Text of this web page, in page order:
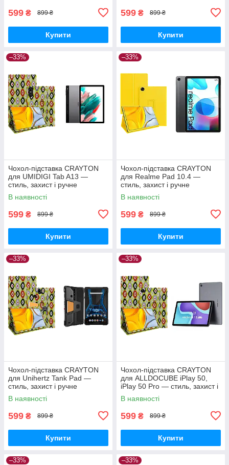
599 ₴ 899 ₴
Купити
599 ₴ 899 ₴
Купити
–33%
Чохол-підставка CRAYTON
для UMIDIGI Tab A13 —
стиль, захист і ручне
збирання, колір Камні
В наявності
599 ₴ 899 ₴
Купити
–33%
Чохол-підставка CRAYTON
для Realme Pad 10.4 —
стиль, захист і ручне
збирання, колір Жовтий
В наявності
599 ₴ 899 ₴
Купити
–33%
Чохол-підставка CRAYTON
для Unihertz Tank Pad —
стиль, захист і ручне
збирання, колір Камні
В наявності
599 ₴ 899 ₴
Купити
–33%
Чохол-підставка CRAYTON
для ALLDOCUBE iPlay 50,
iPlay 50 Pro — стиль, захист і
ручне збирання, колір Камні
В наявності
599 ₴ 899 ₴
Купити
–33% –33%